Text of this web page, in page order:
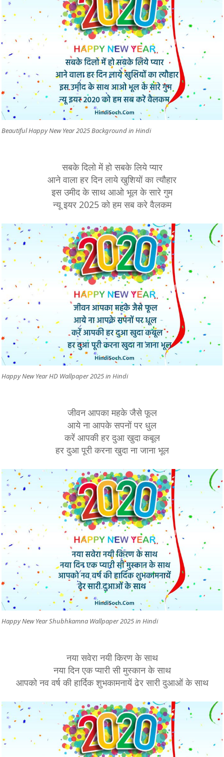
Beautiful Happy New Year 2025 Background in Hindi
सबके दिलो में हो सबके लिये प्यार
आने वाला हर दिन लाये खुशियों का त्यौहार
इस उमीद के साथ आओ भूल के सारे गुम
न्यू इयर 2025 को हम सब करे वैलकम
Happy New Year HD Wallpaper 2025 in Hindi
जीवन आपका महके जैसे फूल
आये ना आपके सपनों पर धुल
करें आपकी हर दुआ खुदा कबूल
हर दुआ पूरी करना खुदा ना जाना भूल
Happy New Year Shubhkamna Wallpaper 2025 in Hindi
नया सवेरा नयी किरण के साथ
नया दिन एक प्यारी सी मुस्कान के साथ
आपको नव वर्ष की हार्दिक शुभकामनायें ढेर सारी दुआओं के साथ